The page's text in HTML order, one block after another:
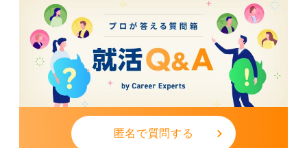
匿名で質問する